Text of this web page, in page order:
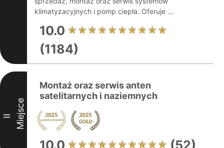
klimatyzacyjnych i pomp ciepła. Oferuje ...
10.0
(1184)
II Miejsce
Montaż oraz serwis anten
satelitarnych i naziemnych
10.0 (52)